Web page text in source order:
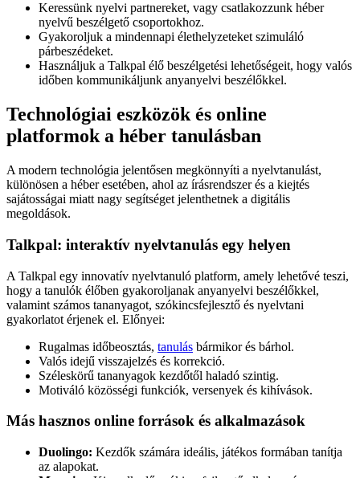
Keressünk nyelvi partnereket, vagy csatlakozzunk héber
nyelvű beszélgető csoportokhoz.
Gyakoroljuk a mindennapi élethelyzeteket szimuláló
párbeszédeket.
Használjuk a Talkpal élő beszélgetési lehetőségeit, hogy valós
időben kommunikáljunk anyanyelvi beszélőkkel.
Technológiai eszközök és online
platformok a héber tanulásban
A modern technológia jelentősen megkönnyíti a nyelvtanulást,
különösen a héber esetében, ahol az írásrendszer és a kiejtés
sajátosságai miatt nagy segítséget jelenthetnek a digitális
megoldások.
Talkpal: interaktív nyelvtanulás egy helyen
A Talkpal egy innovatív nyelvtanuló platform, amely lehetővé teszi,
hogy a tanulók élőben gyakoroljanak anyanyelvi beszélőkkel,
valamint számos tananyagot, szókincsfejlesztő és nyelvtani
gyakorlatot érjenek el. Előnyei:
Rugalmas időbeosztás, tanulás bármikor és bárhol.
Valós idejű visszajelzés és korrekció.
Széleskörű tananyagok kezdőtől haladó szintig.
Motiváló közösségi funkciók, versenyek és kihívások.
Más hasznos online források és alkalmazások
Duolingo: Kezdők számára ideális, játékos formában tanítja
az alapokat.